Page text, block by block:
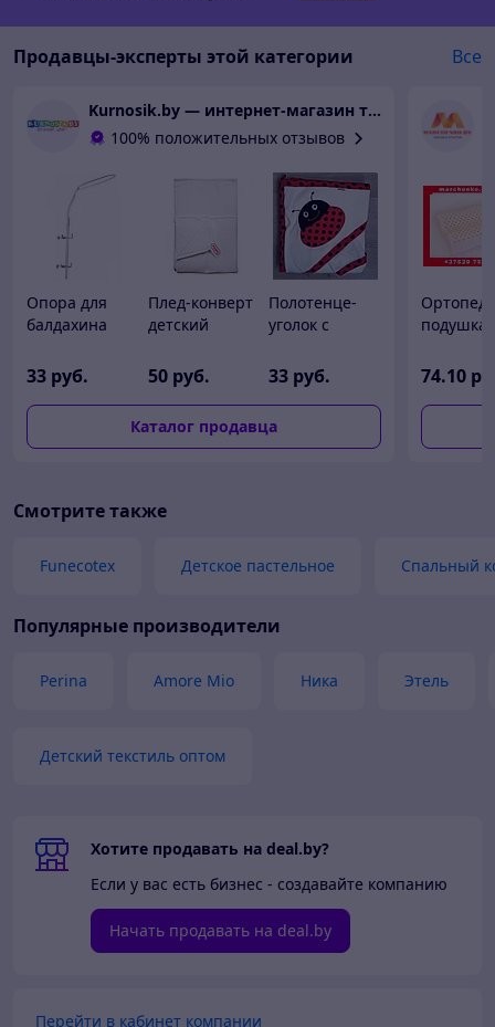
Продавцы-эксперты этой категории Все
Kurnosik.by — интернет-магазин товаров для детей и всей семьи
100% положительных отзывов
Опора для
балдахина
Globex
33 руб.
Плед-конверт
детский
Беларусь)
белый
50 руб.
Полотенце-
уголок с
"Божья
коровка"
90*90 с
вышивкой
33 руб.
Каталог продавца
подушка
латекса
Arpico
74.10
Смотрите также
Funecotex Детское пастельное Спальный
Популярные производители
Perina Amore Mio Ника Этель
Детский текстиль оптом
Хотите продавать на deal.by?
Если у вас есть бизнес - создавайте компанию
Начать продавать на deal.by
Перейти в кабинет компании